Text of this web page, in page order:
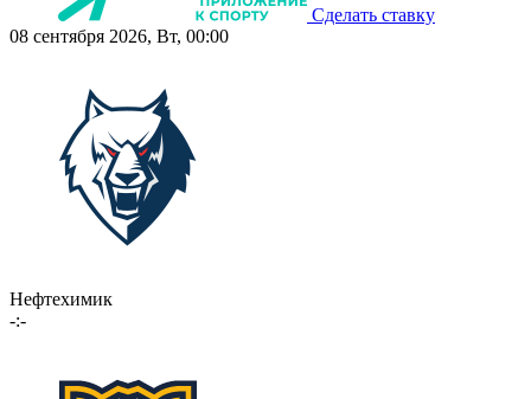
Сделать ставку
08 сентября 2026, Вт, 00:00
Нефтехимик
-:-